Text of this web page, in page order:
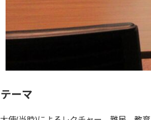
ーマ